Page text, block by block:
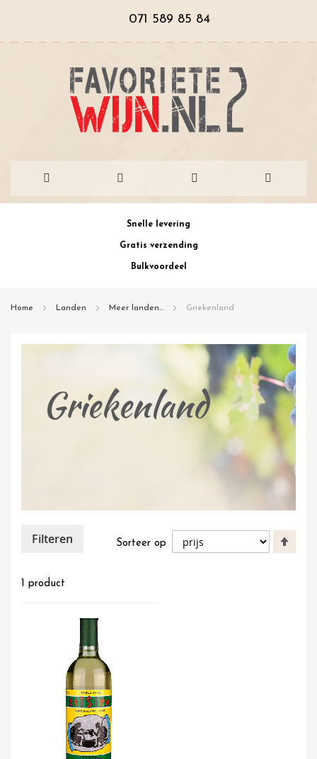
071 589 85 84
Snelle levering
Gratis verzending
Bulkvoordeel
Home Landen Meer landen... Griekenland
Griekenland
1 product
Sorteer op
hoog
Filteren